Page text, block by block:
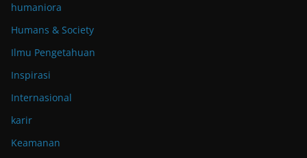
humaniora
Humans & Society
Ilmu Pengetahuan
Inspirasi
Internasional
karir
Keamanan